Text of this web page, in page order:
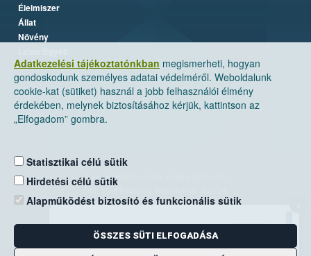
Adatkezelési tájékoztatónkban megismerheti, hogyan
gondoskodunk személyes adatai védelméről. Weboldalunk
cookie-kat (sütiket) használ a jobb felhasználói élmény
érdekében, melynek biztosításához kérjük, kattintson az
„Elfogadom” gombra.
Statisztikai célú sütik
Hirdetési célú sütik
Alapműködést biztosító és funkcionális sütik
ÖSSZES SÜTI ELFOGADÁSA
Élelmiszer
Állat
Növény
Nemzeti Élelmiszerlánc-biztonsági Hivatal
Levelezési cím: 1525 Budapest. Pf. 30.
E-mail:ugyfelszolgalat@nebih.gov.hu